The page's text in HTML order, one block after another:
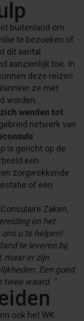
buitenland om
te bezoeken of
dit aantal
aanzienlijk toe. In
deze reizen
ze met
worden
wenden tot
netwerk van
is gericht op de
een
zorgwekkende
of een
Zaken,
en het
u te helpen!
te leveren bij
maar er zijn
Een goed
twee waard. "
ook het WK